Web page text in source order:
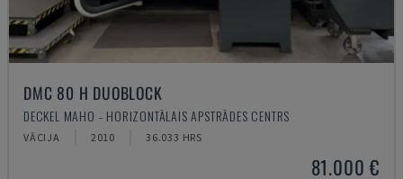
DMC 80 H DUOBLOCK
DECKEL MAHO - HORIZONTĀLAIS APSTRĀDES CENTRS
VĀCIJA 2010 36.033 HRS
81.000 €